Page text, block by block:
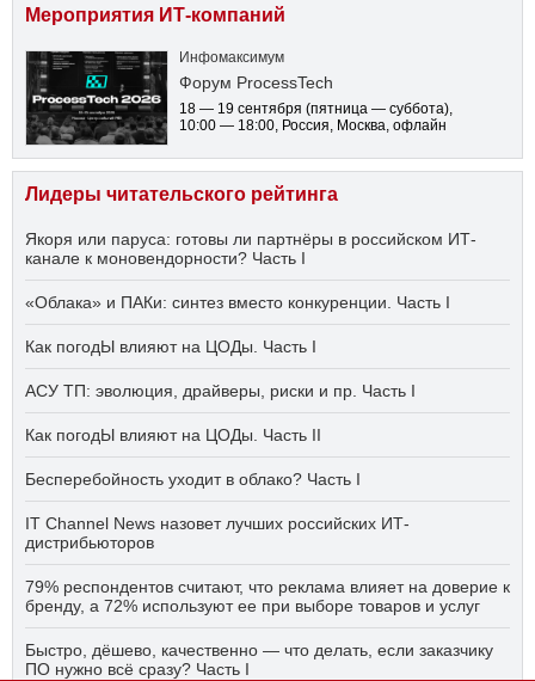
Мероприятия ИТ-компаний
Инфомаксимум
Форум ProcessTech
18 — 19 сентября (пятница — суббота),
10:00 — 18:00, Россия, Москва, офлайн
Лидеры читательского рейтинга
Якоря или паруса: готовы ли партнёры в российском ИТ-
канале к моновендорности? Часть I
«Облака» и ПАКи: синтез вместо конкуренции. Часть I
Как погодЫ влияют на ЦОДы. Часть I
АСУ ТП: эволюция, драйверы, риски и пр. Часть I
Как погодЫ влияют на ЦОДы. Часть II
Бесперебойность уходит в облако? Часть I
IT Channel News назовет лучших российских ИТ-
дистрибьюторов
79% респондентов считают, что реклама влияет на доверие к
бренду, а 72% используют ее при выборе товаров и услуг
Быстро, дёшево, качественно — что делать, если заказчику
ПО нужно всё сразу? Часть I